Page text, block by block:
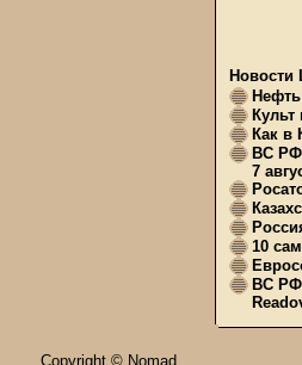
Новости
Как в
ВС РФ
7
10
ВС РФ
Copyright © Nomad